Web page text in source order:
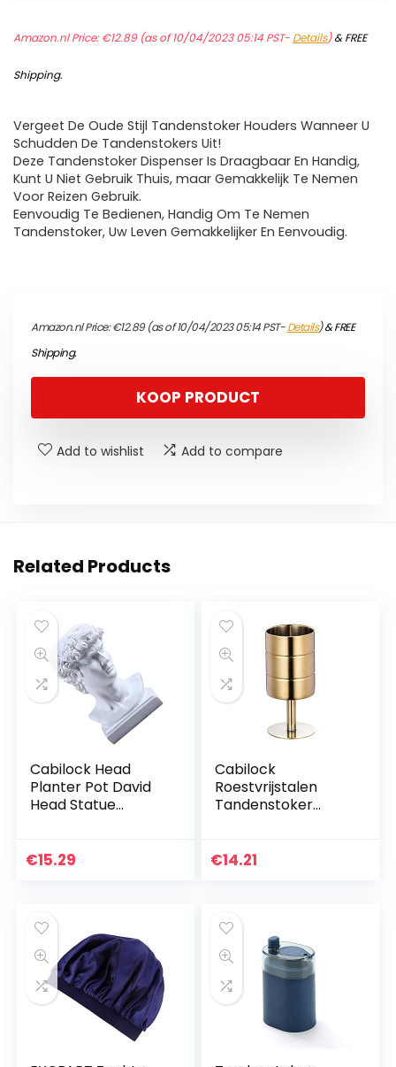
Amazon.nl Price:€12.89(as of 10/04/2023 05:14 PST- Details)&FREE
Shipping.
Vergeet De Oude Stijl Tandenstoker Houders Wanneer U
Schudden De Tandenstokers Uit!
Deze Tandenstoker Dispenser Is Draagbaar En Handig,
Kunt U Niet Gebruik Thuis, maar Gemakkelijk Te Nemen
Voor Reizen Gebruik.
Eenvoudig Te Bedienen, Handig Om Te Nemen
Tandenstoker, Uw Leven Gemakkelijker En Eenvoudig.
Amazon.nl Price:€12.89(as of 10/04/2023 05:14 PST-Details)&FREE
Shipping.
KOOP PRODUCT
Add to wishlist Add to compare
Related Products
Cabilock Head
Planter Pot David
Head Statue
Planter Face
€15.29
Cabilock
Roestvrijstalen
Tandenstoker
Wattenstaafje
€14.21